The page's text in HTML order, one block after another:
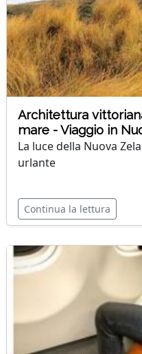
Architettura
mare - Viaggio in
La luce della Nuova
urlante
Continua la lettura